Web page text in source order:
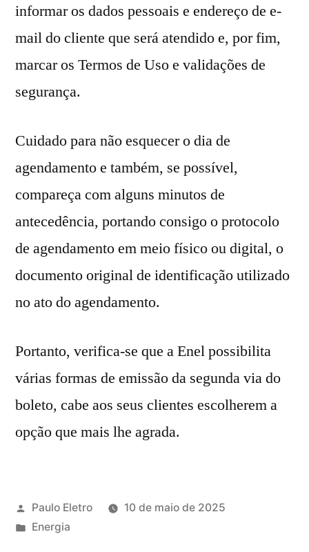
informar os dados pessoais e endereço de e-
mail do cliente que será atendido e, por fim,
marcar os Termos de Uso e validações de
segurança.
Cuidado para não esquecer o dia de
agendamento e também, se possível,
compareça com alguns minutos de
antecedência, portando consigo o protocolo
de agendamento em meio físico ou digital, o
documento original de identificação utilizado
no ato do agendamento.
Portanto, verifica-se que a Enel possibilita
várias formas de emissão da segunda via do
boleto, cabe aos seus clientes escolherem a
opção que mais lhe agrada.
Publicado
por
Paulo Eletro
10 de maio de 2025
Publicado
Energia